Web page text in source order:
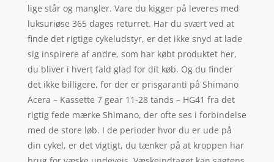
lige står og mangler. Vare du kigger på leveres med
luksuriøse 365 dages returret. Har du svært ved at
finde det rigtige cykeludstyr, er det ikke snyd at lade
sig inspirere af andre, som har købt produktet her,
du bliver i hvert fald glad for dit køb. Og du finder
det ikke billigere, for der er prisgaranti på Shimano
Acera – Kassette 7 gear 11-28 tands – HG41 fra det
rigtig fede mærke Shimano, der ofte ses i forbindelse
med de store løb. I de perioder hvor du er ude på
din cykel, er det vigtigt, du tænker på at kroppen har